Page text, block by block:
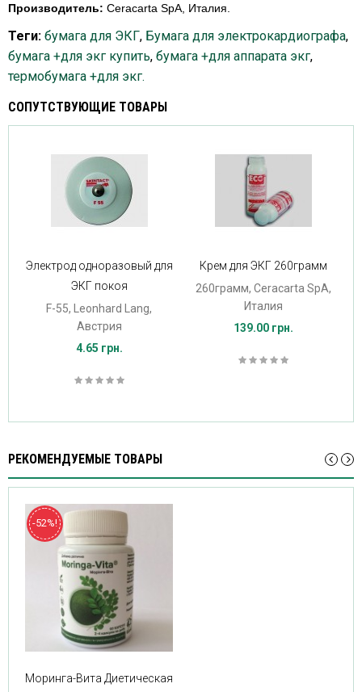
Производитель: Ceracarta SpA, Италия.
Теги: бумага для ЭКГ, Бумага для электрокардиографа,
бумага +для экг купить, бумага +для аппарата экг,
термобумага +для экг.
СОПУТСТВУЮЩИЕ ТОВАРЫ
Электрод одноразовый для
ЭКГ покоя
F-55, Leonhard Lang,
Австрия
4.65 грн.
Крем для ЭКГ 260грамм
260грамм, Ceracarta SpA,
Италия
139.00 грн.
РЕКОМЕНДУЕМЫЕ ТОВАРЫ
-52%!
Моринга-Вита Диетическая